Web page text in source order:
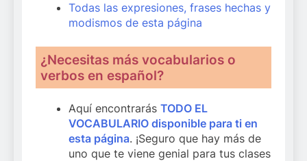
Todas las expresiones, frases hechas y
modismos de esta página
¿Necesitas más vocabularios o
verbos en español?
Aquí encontrarás TODO EL
VOCABULARIO disponible para ti en
esta página. ¡Seguro que hay más de
uno que te viene genial para tus clases